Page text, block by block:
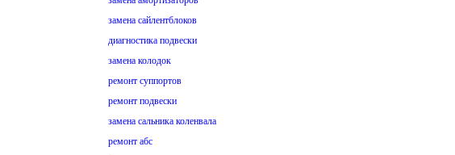
замена сайлентблоков
диагностика подвески
замена колодок
ремонт суппортов
ремонт подвески
замена сальника коленвала
ремонт абс